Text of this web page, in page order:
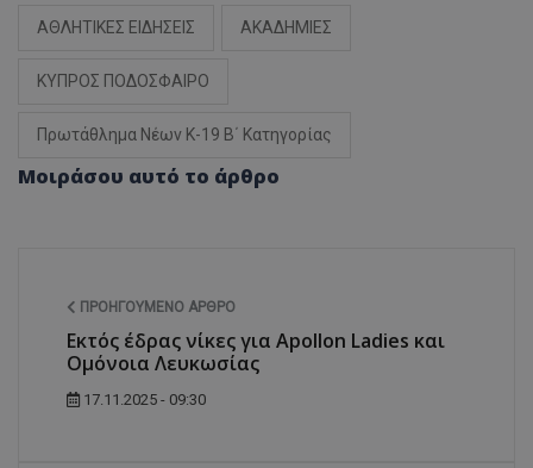
ΑΘΛΗΤΙΚΕΣ ΕΙΔΗΣΕΙΣ ΑΚΑΔΗΜΙΕΣ
ΚΥΠΡΟΣ ΠΟΔΟΣΦΑΙΡΟ
Πρωτάθλημα Νέων Κ-19 Β΄ Κατηγορίας
Μοιράσου αυτό το άρθρο
ΠΡΟΗΓΟΎΜΕΝΟ ΆΡΘΡΟ
Εκτός έδρας νίκες για Apollon Ladies και
Ομόνοια Λευκωσίας
17.11.2025 - 09:30